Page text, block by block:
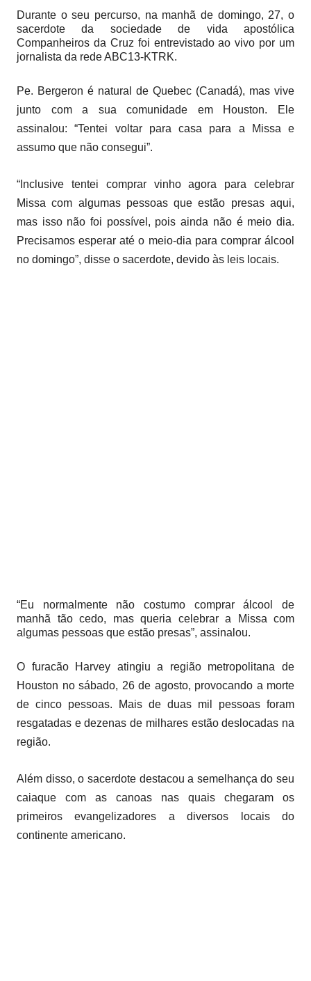
Durante o seu percurso, na manhã de domingo, 27, o
sacerdote da sociedade de vida apostólica
Companheiros da Cruz foi entrevistado ao vivo por um
jornalista da rede ABC13-KTRK.
Pe. Bergeron é natural de Quebec (Canadá), mas vive
junto com a sua comunidade em Houston. Ele
assinalou: “Tentei voltar para casa para a Missa e
assumo que não consegui”.
“Inclusive tentei comprar vinho agora para celebrar
Missa com algumas pessoas que estão presas aqui,
mas isso não foi possível, pois ainda não é meio dia.
Precisamos esperar até o meio-dia para comprar álcool
no domingo”, disse o sacerdote, devido às leis locais.
“Eu normalmente não costumo comprar álcool de
manhã tão cedo, mas queria celebrar a Missa com
algumas pessoas que estão presas”, assinalou.
O furacão Harvey atingiu a região metropolitana de
Houston no sábado, 26 de agosto, provocando a morte
de cinco pessoas. Mais de duas mil pessoas foram
resgatadas e dezenas de milhares estão deslocadas na
região.
Além disso, o sacerdote destacou a semelhança do seu
caiaque com as canoas nas quais chegaram os
primeiros evangelizadores a diversos locais do
continente americano.